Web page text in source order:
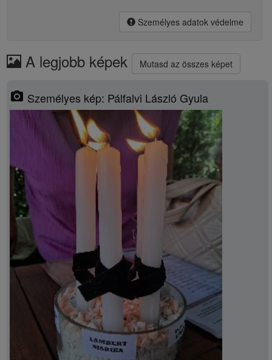
Személyes adatok védelme
A legjobb képek Mutasd az összes képet
photo_camera Személyes kép: Pálfalvi László Gyula